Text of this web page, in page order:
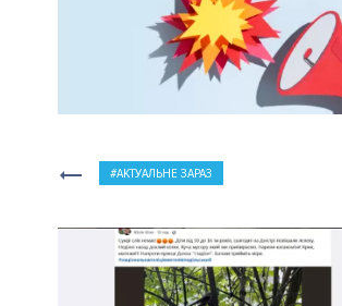
АКТУАЛЬНЕ ЗАРАЗ